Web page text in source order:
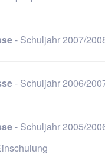
- Schuljahr 2007/
- Schuljahr 2006/
- Schuljahr 2005/